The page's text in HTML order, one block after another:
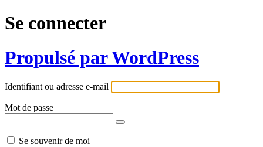
Se connecter
Propulsé par WordPress
Identifiant ou adresse e-mail
Mot de passe
Se souvenir de moi